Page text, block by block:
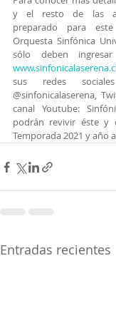
y el resto de las
preparado para
Orquesta Sinfónica
sus redes
@sinfonicalaserena,
canal Youtube:
podrán revivir éste y
Temporada 2021 y año
Entradas recientes